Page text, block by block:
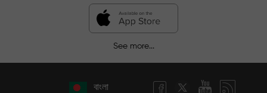
See more...
বাংলা